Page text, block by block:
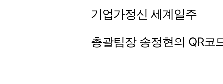
기업가정신 세계일주
총괄팀장 송정현의 QR코